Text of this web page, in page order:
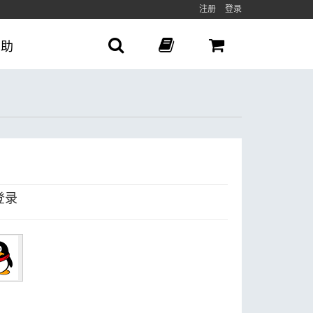
注册 登录
录